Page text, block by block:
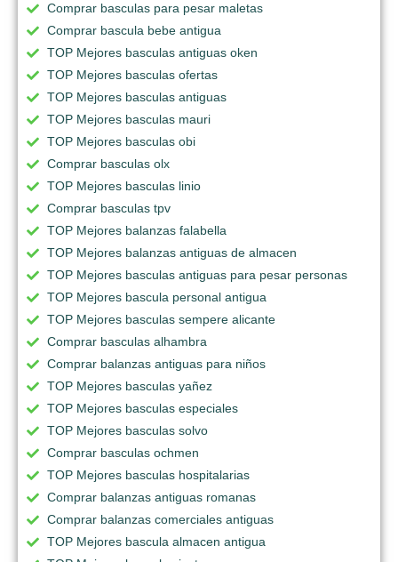
Comprar basculas para pesar maletas
Comprar bascula bebe antigua
TOP Mejores basculas antiguas oken
TOP Mejores basculas ofertas
TOP Mejores basculas antiguas
TOP Mejores basculas mauri
TOP Mejores basculas obi
Comprar basculas olx
TOP Mejores basculas linio
Comprar basculas tpv
TOP Mejores balanzas falabella
TOP Mejores balanzas antiguas de almacen
TOP Mejores basculas antiguas para pesar personas
TOP Mejores bascula personal antigua
TOP Mejores basculas sempere alicante
Comprar basculas alhambra
Comprar balanzas antiguas para niños
TOP Mejores basculas yañez
TOP Mejores basculas especiales
TOP Mejores basculas solvo
Comprar basculas ochmen
TOP Mejores basculas hospitalarias
Comprar balanzas antiguas romanas
Comprar balanzas comerciales antiguas
TOP Mejores bascula almacen antigua